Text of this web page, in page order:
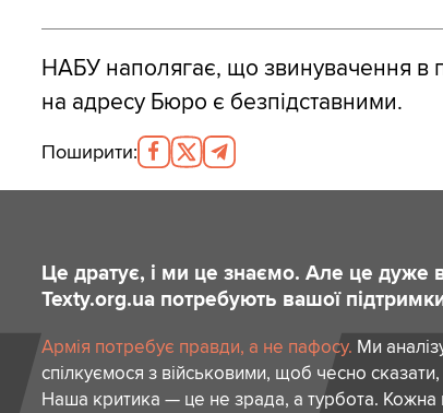
НАБУ наполягає, що звинувачення в
на адресу Бюро є безпідставними.
Поширити:
Це дратує, і ми це знаємо. Але це дуже
Texty.org.ua потребують вашої
Армія потребує правди, а не пафосу. Ми
спілкуємося з військовими, щоб чесно
Наша критика — це не зрада, а турбота.